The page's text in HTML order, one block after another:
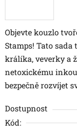
Objevte kouzlo
Stamps! Tato sada
králíka, veverky a
netoxickému
bezpečně rozvíjet
Dostupnost
Kód: